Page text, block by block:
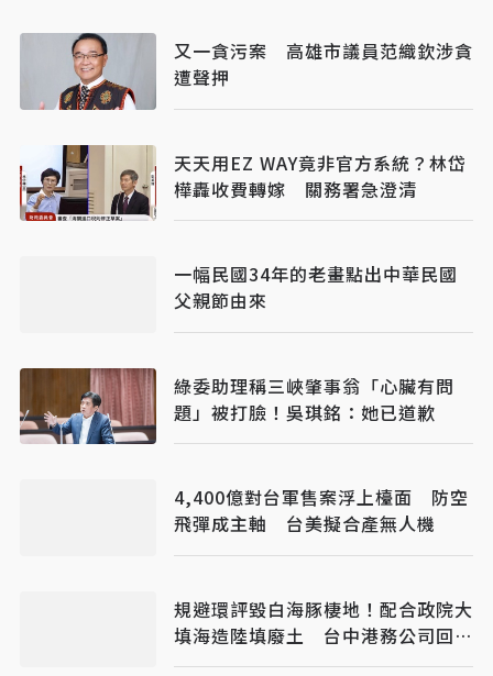
又一貪污案 高雄市議員范織欽涉貪
遭聲押
天天用EZ WAY竟非官方系統？林岱
樺轟收費轉嫁 關務署急澄清
一幅民國34年的老畫點出中華民國
父親節由來
綠委助理稱三峽肇事翁「心臟有問
題」被打臉！吳琪銘：她已道歉
4,400億對台軍售案浮上檯面 防空
飛彈成主軸 台美擬合產無人機
規避環評毀白海豚棲地！配合政院大
填海造陸填廢土 台中港務公司回應
了